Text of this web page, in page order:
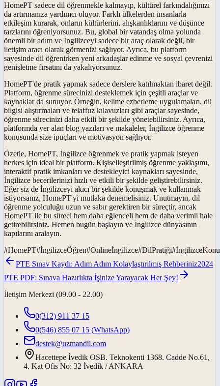
HomePT sadece dil öğrenmekle kalmayıp, kültürel farkındalığınızı
da artırmanıza yardımcı oluyor. Farklı ülkelerden insanlarla
etkileşim kurarak, onların kültürlerini, alışkanlıklarını ve düşünce
tarzlarını öğreniyorsunuz. Bu, global bir vatandaş olma yolunda
önemli bir adım ve İngilizceyi sadece bir araç olarak değil, bir
iletişim aracı olarak görmenizi sağlıyor. Ayrıca, bu platform
sayesinde dil öğrenirken yeni arkadaşlar edinme ve sosyal çevrenizi
genişletme fırsatını da yakalıyorsunuz.
HomePT'de pratik yapmak sadece derslere katılmaktan ibaret değil.
Platform, öğrenme sürecinizi desteklemek için çeşitli araçlar ve
kaynaklar da sunuyor. Örneğin, kelime ezberleme uygulamaları, dil
bilgisi alıştırmaları ve telaffuz kılavuzları gibi araçlar sayesinde,
öğrenme sürecinizi daha etkili bir şekilde yönetebilirsiniz. Ayrıca,
platformda yer alan blog yazıları ve makaleler, İngilizce öğrenme
konusunda size ipuçları ve motivasyon sağlıyor.
Özetle, HomePT, İngilizce öğrenmek ve pratik yapmak isteyen
herkes için ideal bir platform. Kişiselleştirilmiş öğrenme yaklaşımı,
interaktif pratik imkanları ve destekleyici kaynakları sayesinde,
İngilizce becerilerinizi hızlı ve etkili bir şekilde geliştirebilirsiniz.
Eğer siz de İngilizceyi akıcı bir şekilde konuşmak ve kullanmak
istiyorsanız, HomePT'yi mutlaka denemelisiniz. Unutmayın, dil
öğrenme yolculuğu uzun ve sabır gerektiren bir süreçtir, ancak
HomePT ile bu süreci hem daha eğlenceli hem de daha verimli hale
getirebilirsiniz. Hemen bugün başlayın ve İngilizce dünyasının
kapılarını aralayın.
#HomePT#İngilizceÖğren#Onlineİngilizce#DilPratiği#
PTE Sınav Kaydı: Adım Adım Kolaylaştırılmış Rehberiniz2024
PTE PDF: Sınava Hazırlıkta İşinize Yarayacak Her Şey!
İletişim Merkezi (09.00 - 22.00)
0(312) 911 37 15
0(546) 855 07 15 (WhatsApp)
destek@uzmandil.com
Hacettepe İvedik OSB. Teknokenti 1368. Cadde No.61,
4. Kat Ofis No: 32 İvedik / ANKARA